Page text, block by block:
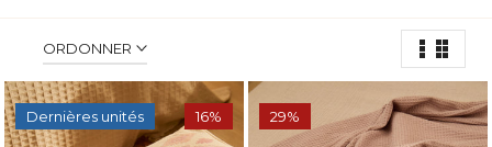
ORDONNER
Dernières unités 16% 29%